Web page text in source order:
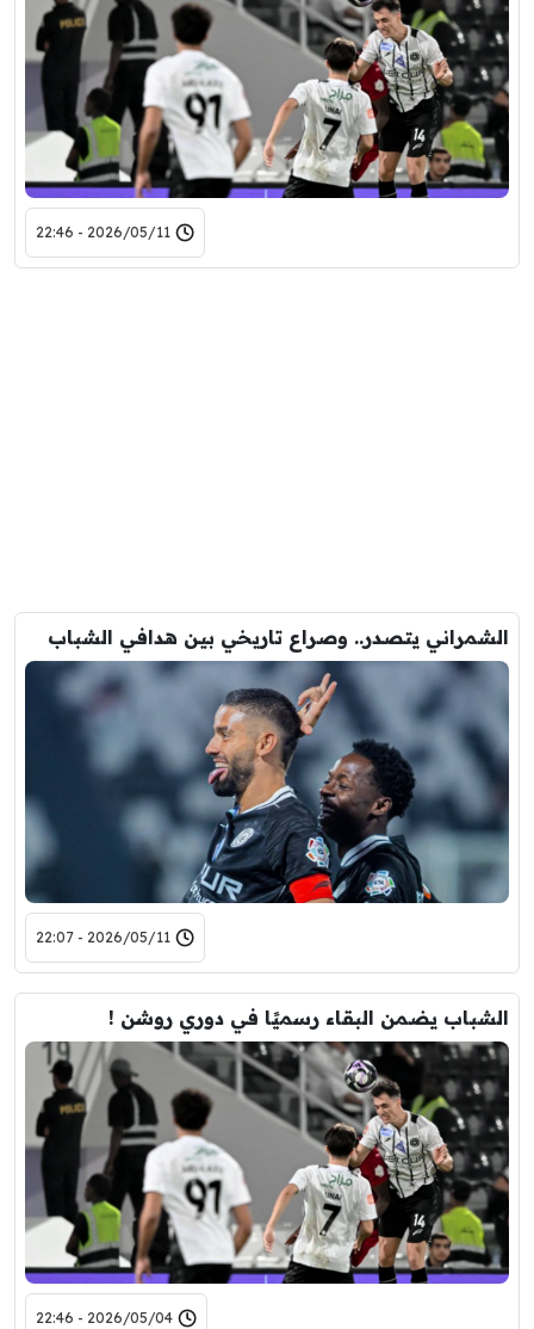
2026/05/11 - 22:46
الشمراني يتصدر.. وصراع تاريخي بين هدافي الشباب
2026/05/11 - 22:07
الشباب يضمن البقاء رسميًا في دوري روشن !
2026/05/04 - 22:46